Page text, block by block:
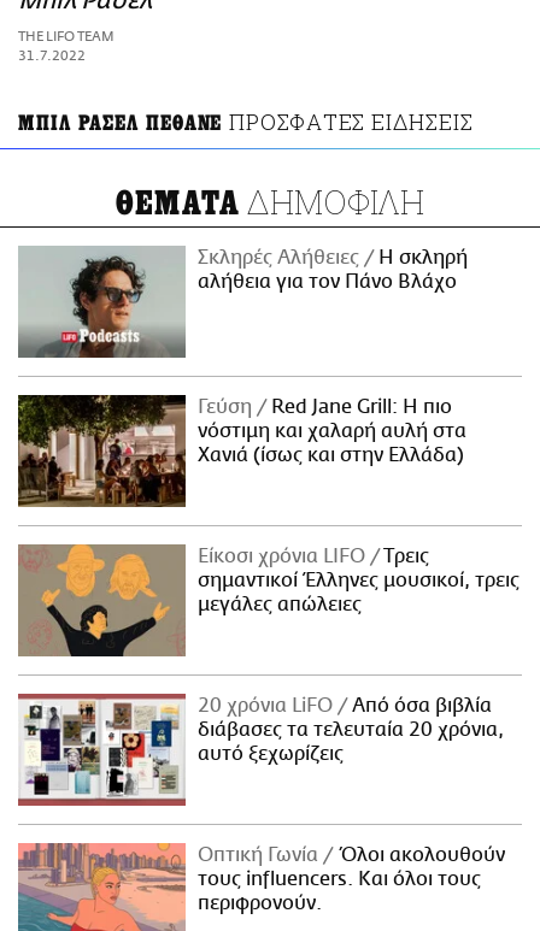
ΑΜΠΑ
PRINT
THE LIFO TEAM
31.7.2022
ΜΠΙΛ ΡΑΣΕΛ ΠΕΘΑΝΕ ΠΡΟΣΦΑΤΕΣ ΕΙΔΗΣΕΙΣ
ΘΕΜΑΤΑ ΔΗΜΟΦΙΛΗ
Σκληρές Αλήθειες
H σκληρή
αλήθεια για τον Πάνο Βλάχο
Γεύση
Red Jane Grill: Η πιο
νόστιμη και χαλαρή αυλή στα
Χανιά (ίσως και στην Ελλάδα)
Είκοσι χρόνια LIFO
Tρεις
σημαντικοί Έλληνες μουσικοί, τρεις
μεγάλες απώλειες
20 χρόνια LiFO
Από όσα βιβλία
διάβασες τα τελευταία 20 χρόνια,
αυτό ξεχωρίζεις
Οπτική Γωνία
Όλοι ακολουθούν
τους influencers. Και όλοι τους
περιφρονούν.